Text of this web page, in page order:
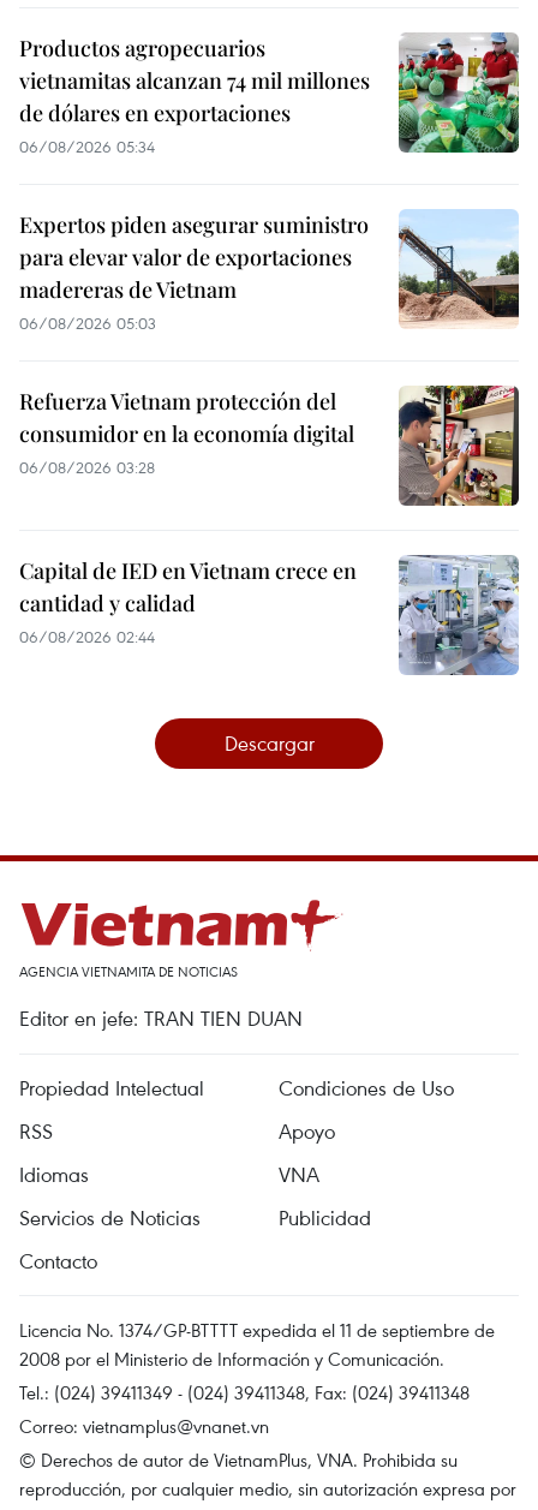
Productos agropecuarios
vietnamitas alcanzan 74 mil millones
de dólares en exportaciones
06/08/2026 05:34
Expertos piden asegurar suministro
para elevar valor de exportaciones
madereras de Vietnam
06/08/2026 05:03
Refuerza Vietnam protección del
consumidor en la economía digital
06/08/2026 03:28
Capital de IED en Vietnam crece en
cantidad y calidad
06/08/2026 02:44
Descargar
AGENCIA VIETNAMITA DE NOTICIAS
Editor en jefe: TRAN TIEN DUAN
Propiedad Intelectual
Condiciones de Uso
RSS
Apoyo
Idiomas
VNA
Servicios de Noticias
Publicidad
Contacto
Licencia No. 1374/GP-BTTTT expedida el 11 de septiembre de
2008 por el Ministerio de Información y Comunicación.
Tel.: (024) 39411349 - (024) 39411348, Fax: (024) 39411348
Correo: vietnamplus@vnanet.vn
© Derechos de autor de VietnamPlus, VNA. Prohibida su
reproducción, por cualquier medio, sin autorización expresa por